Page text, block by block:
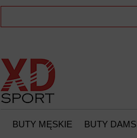
BUTY MĘSKIE BUTY